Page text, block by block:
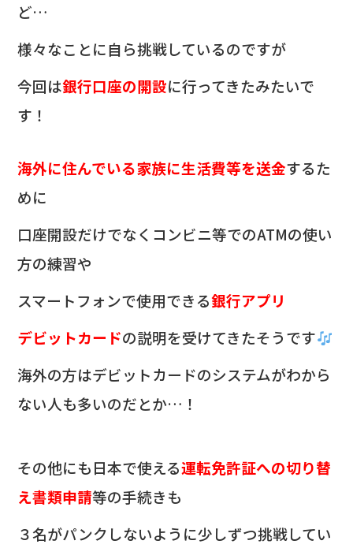
ど…
様々なことに自ら挑戦しているのですが
今回は銀行口座の開設に行ってきたみたいで
す！
海外に住んでいる家族に生活費等を送金するた
めに
口座開設だけでなく コンビニ等でのATMの使い
方の練習や
スマートフォンで使用できる銀行アプリ
デビットカードの説明を受けてきたそうです
海外の方はデビットカードのシステムがわから
ない人も多いのだとか…！
その他にも日本で使える運転免許証への切り替
え書類申請等の手続きも
３名がパンクしないように少しずつ挑戦してい